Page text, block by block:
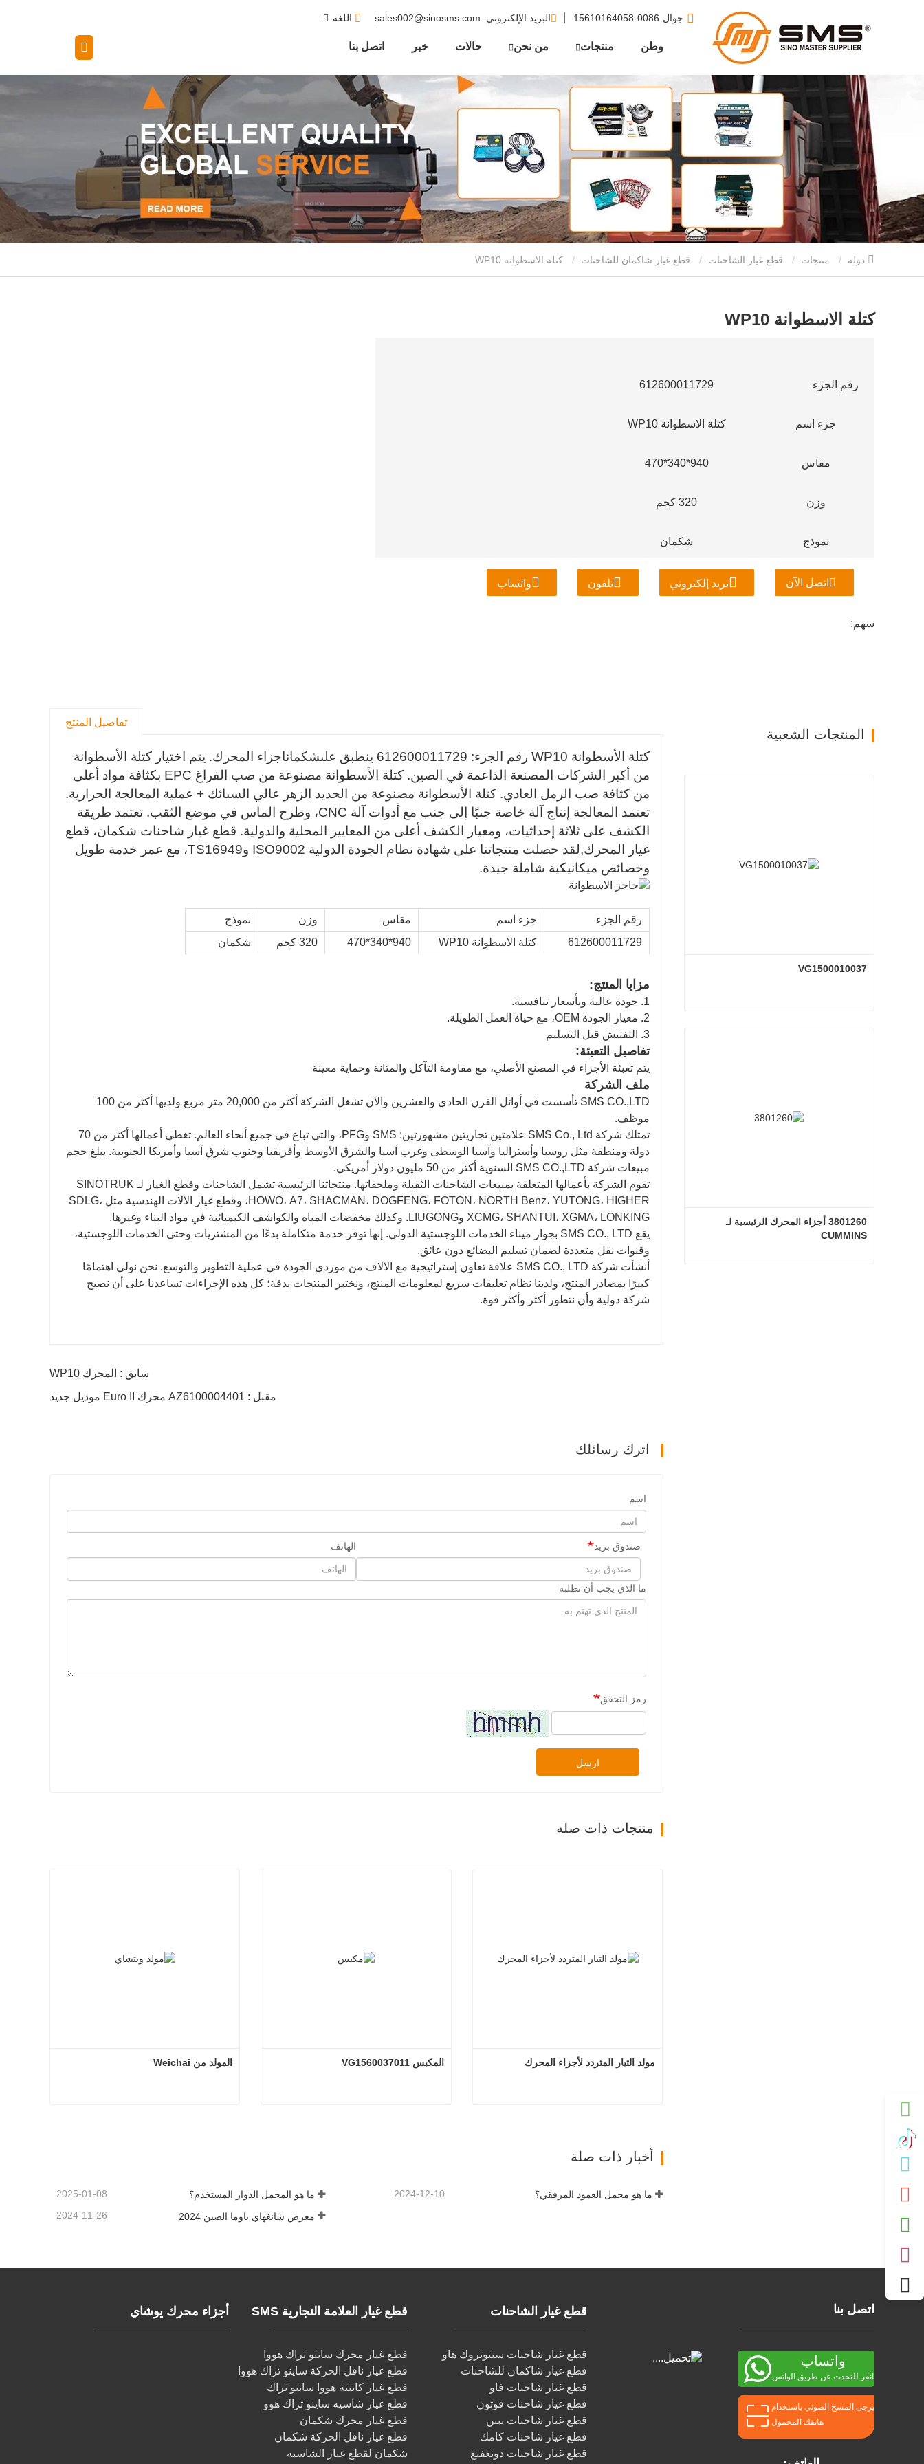
وطن منتجات من نحن حالات خبر اتصل بنا
جوال
: 0086-15610164058 البريد الإلكتروني: sales002@sinosms.com اللغة
منتجات قطع غيار الشاحنات قطع غيار شاكمان للشاحنات
كتلة الاسطوانة WP10
رقم الجزء 612600011729
جزء اسم كتلة الاسطوانة WP10
مقاس 940*340*470
وزن 320 كجم
نموذج شكمان
اتصل الآن بريد إلكتروني تلفون واتساب
سهم:
تفاصيل المنتج
كتلة الأسطوانة WP10 رقم الجزء: 612600011729 ينطبق على شكماناجزاء المحرك. يتم اختيار كتلة الأسطوانة
من أكبر الشركات المصنعة الداعمة في الصين. كتلة الأسطوانة مصنوعة من صب الفراغ EPC بكثافة مواد أعلى
من كثافة صب الرمل العادي. كتلة الأسطوانة مصنوعة من الحديد الزهر عالي السبائك + عملية المعالجة الحرارية.
تعتمد المعالجة إنتاج آلة خاصة جنبًا إلى جنب مع أدوات آلة CNC، وطرح الماس في موضع الثقب. تعتمد طريقة
الكشف على ثلاثة إحداثيات، ومعيار الكشف أعلى من المعايير المحلية والدولية. قطع غيار شاحنات شكمان، قطع
غيار المحرك,
لقد حصلت منتجاتنا على شهادة نظام الجودة الدولية ISO9002 وTS16949، مع عمر خدمة طويل
وخصائص ميكانيكية شاملة جيدة.
رقم الجزء جزء اسم مقاس وزن
نموذج
612600011729
كتلة الاسطوانة WP10 940*340*470 320 كجم شكمان
مزايا المنتج:
1. جودة عالية وبأسعار تنافسية.
2. معيار الجودة OEM، مع حياة العمل الطويلة.
3. التفتيش قبل التسليم
تفاصيل التعبئة:
يتم تعبئة الأجزاء في المصنع الأصلي، مع مقاومة التآكل والمتانة وحماية معينة
ملف الشركة
SMS CO.,LTD تأسست في أوائل القرن الحادي والعشرين والآن تشغل الشركة أكثر من 20,000 متر مربع ولديها أكثر من 100
موظف.
تمتلك شركة SMS Co., Ltd علامتين تجاريتين مشهورتين: SMS وPFG، والتي تباع في جميع أنحاء العالم. تغطي أعمالها أكثر من 70
دولة ومنطقة مثل روسيا وأستراليا وآسيا الوسطى وغرب آسيا والشرق الأوسط وأفريقيا وجنوب شرق آسيا وأمريكا الجنوبية. يبلغ حجم
مبيعات شركة SMS CO.,LTD السنوية أكثر من 50 مليون دولار أمريكي.
تقوم الشركة بأعمالها المتعلقة بمبيعات الشاحنات الثقيلة وملحقاتها. منتجاتنا الرئيسية تشمل الشاحنات وقطع الغيار لـ SINOTRUK
HOWO، A7، SHACMAN، DOGFENG، FOTON، NORTH Benz، YUTONG، HIGHER، وقطع غيار الآلات الهندسية مثل SDLG،
XCMG، SHANTUI، XGMA، LONKING وLIUGONG. وكذلك مخفضات المياه والكواشف الكيميائية في مواد البناء وغيرها.
يقع SMS CO., LTD بجوار ميناء الخدمات اللوجستية الدولي. إنها توفر خدمة متكاملة بدءًا من المشتريات وحتى الخدمات اللوجستية،
وقنوات نقل متعددة لضمان تسليم البضائع دون عائق.
أنشأت شركة SMS CO., LTD علاقة تعاون إستراتيجية مع الآلاف من موردي الجودة في عملية التطوير والتوسع. نحن نولي اهتمامًا
كبيرًا بمصادر المنتج، ولدينا نظام تعليقات سريع لمعلومات المنتج، ونختبر المنتجات بدقة؛ كل هذه الإجراءات تساعدنا على أن نصبح
شركة دولية وأن نتطور أكثر وأكثر قوة.
سابق : المحرك WP10
مقبل : AZ6100004401 محرك Euro II موديل جديد
اترك رسائلك
اسم
صندوق بريد الهاتف
ما الذي يجب أن تطلبه
رمز التحقق
ارسل
منتجات ذات صله
المولد من Weichai المكبس VG1560037011 مولد التيار المتردد لأجزاء المحرك
أخبار ذات صلة
ما هو المحمل الدوار المستخدم؟ 2025-01-08 ما هو محمل العمود المرفقي؟ 2024-12-10
معرض شانغهاي باوما الصين 2024 2024-11-26
المنتجات الشعبية
VG1500010037
3801260 أجزاء المحرك الرئيسية لـ
CUMMINS
أجزاء محرك يوشاي قطع غيار العلامة التجارية SMS
قطع غيار محرك ساينو تراك هووا
قطع غيار ناقل الحركة ساينو تراك هووا
قطع غيار كابينة هووا ساينو تراك
قطع غيار شاسيه ساينو تراك هوو
قطع غيار محرك شكمان
قطع غيار ناقل الحركة شكمان
شكمان لقطع غيار الشاسيه
قطع غيار الشاحنات
قطع غيار شاحنات سينوتروك هاو
قطع غيار شاكمان للشاحنات
قطع غيار شاحنات فاو
قطع غيار شاحنات فوتون
قطع غيار شاحنات بيبن
قطع غيار شاحنات كامك
قطع غيار شاحنات دونغفنغ
اتصل بنا
واتساب
انقر للتحدث عن طريق الواتس
اب
يرجى المسح الضوئي باستخدام
هاتفك المحمول